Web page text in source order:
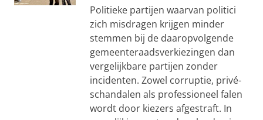
Politieke partijen waarvan politici
zich misdragen krijgen minder
stemmen bij de daaropvolgende
gemeenteraadsverkiezingen dan
vergelijkbare partijen zonder
incidenten. Zowel corruptie, privé-
schandalen als professioneel falen
wordt door kiezers afgestraft. In